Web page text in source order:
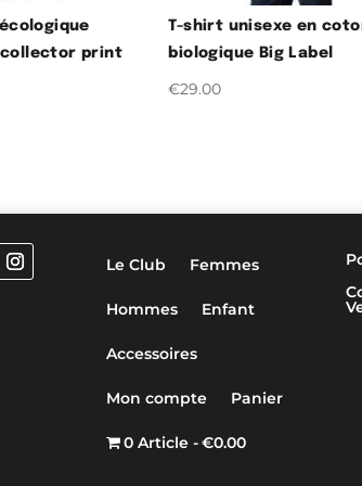
collector print
T-shirt unisexe en
biologique Big Label
€29.00
Le Club Femmes
Hommes Enfant
Accessoires
Mon compte Panier
0 Article €0.00